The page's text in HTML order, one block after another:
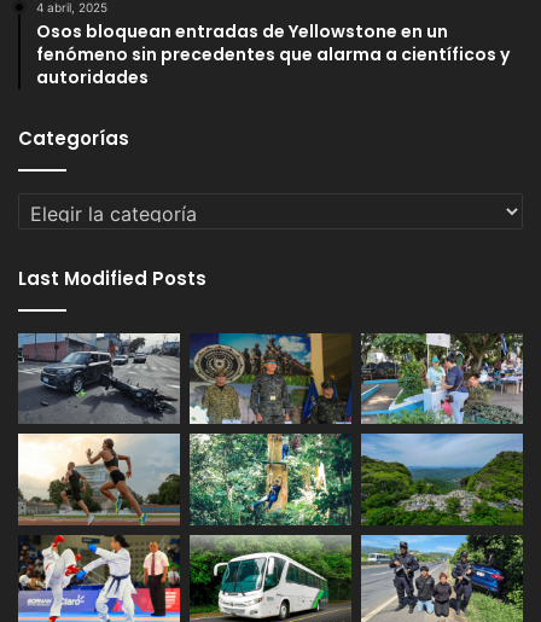
4 abril, 2025
Osos bloquean entradas de Yellowstone en un
fenómeno sin precedentes que alarma a científicos y
autoridades
Categorías
Categorías
Last Modified Posts